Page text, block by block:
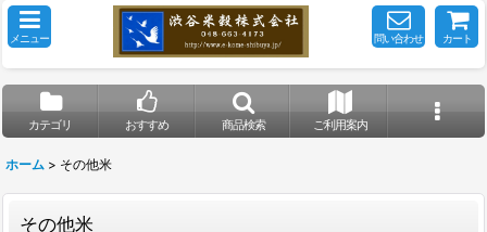
メニュー 問い合わせ カート
カテゴリ おすすめ 商品検索 ご利用案内
ホーム > その他米
その他米